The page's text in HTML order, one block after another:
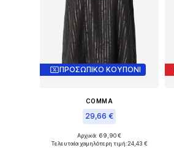
ΠΡΟΣΩΠΙΚΟ ΚΟΥΠΟΝΙ
COMMA
29,66 €
Διαθέσιμα μεγέθη: XS, S, M, L, XXL
Αρχικά: 69,90 €
Τελευταία χαμηλότερη τιμή:24,43 €